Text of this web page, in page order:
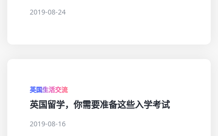
2019-08-24
英国生活交流
英国留学，你需要准备这些入学考试
2019-08-16